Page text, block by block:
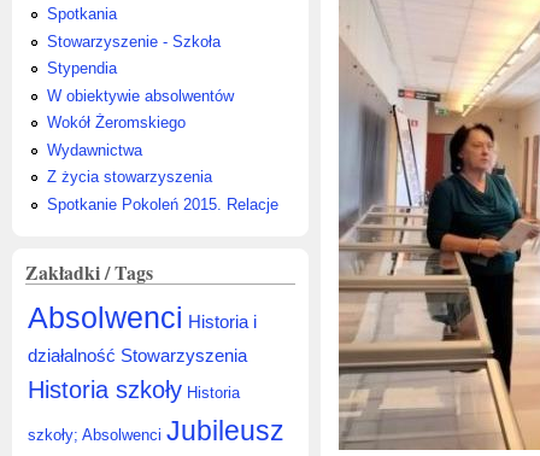
Spotkania
Stowarzyszenie - Szkoła
Stypendia
W obiektywie absolwentów
Wokół Żeromskiego
Wydawnictwa
Z życia stowarzyszenia
Spotkanie Pokoleń 2015. Relacje
Zakładki / Tags
Absolwenci Historia i
działalność Stowarzyszenia
Historia szkoły Historia
szkoły; Absolwenci Jubileusz